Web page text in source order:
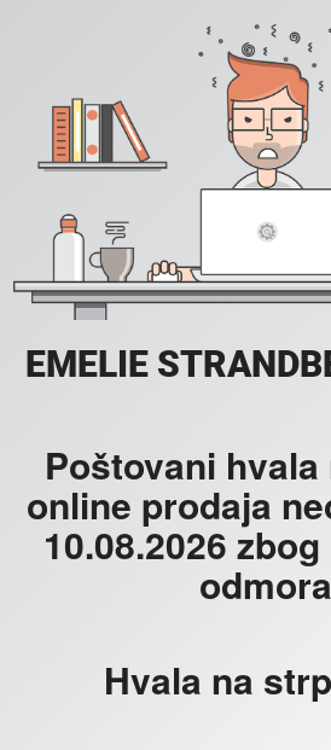
EMELIE
Poštovani
online prodaja
10.08.2026
Hvala na